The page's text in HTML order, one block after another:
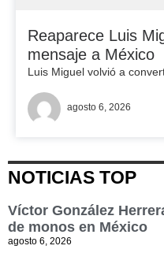
Reaparece Luis
mensaje a México
Luis Miguel volvió a
agosto 6, 2026
NOTICIAS TOP
Víctor González
de monos en México
agosto 6, 2026